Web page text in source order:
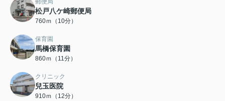
郵便局
松戸八ケ崎郵便局
760ｍ（10分）
保育園
馬橋保育園
860ｍ（11分）
クリニック
兒玉医院
910ｍ（12分）